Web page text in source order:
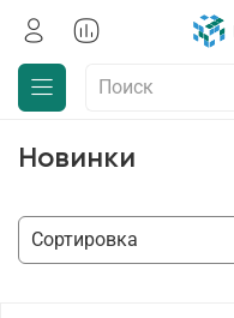
Новинки